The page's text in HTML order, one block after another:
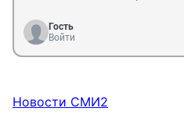
Гость
Войти
Новости СМИ2